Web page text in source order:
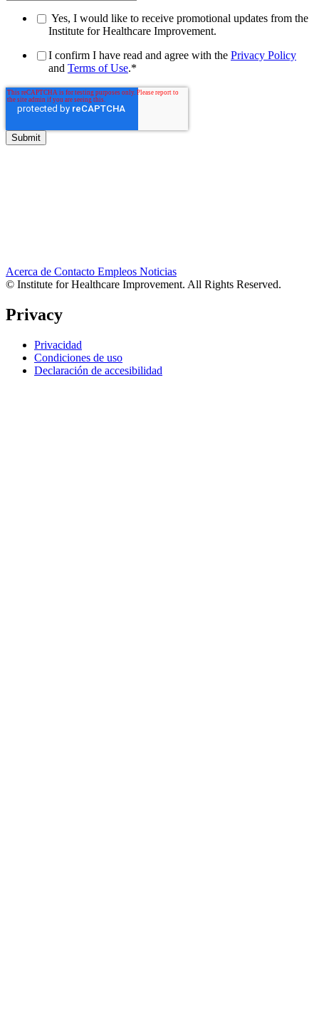
Yes, I would like to receive promotional updates from the
Institute for Healthcare Improvement.
I confirm I have read and agree with the Privacy Policy
and Terms of Use.*
Acerca de Contacto Empleos Noticias
© Institute for Healthcare Improvement. All Rights Reserved.
Privacy
Privacidad
Condiciones de uso
Declaración de accesibilidad